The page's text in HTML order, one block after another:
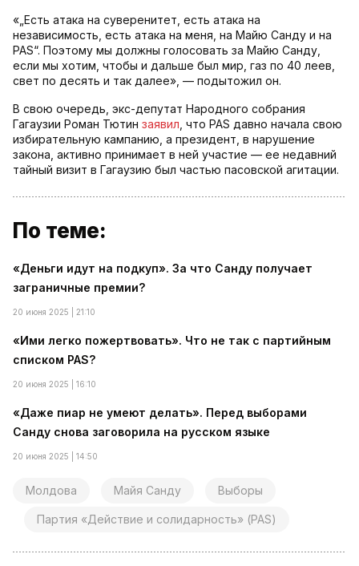
«„Есть атака на суверенитет, есть атака на
независимость, есть атака на меня, на Майю Санду и на
PAS“. Поэтому мы должны голосовать за Майю Санду,
если мы хотим, чтобы и дальше был мир, газ по 40 леев,
свет по десять и так далее», — подытожил он.
В свою очередь, экс-депутат Народного собрания
Гагаузии Роман Тютин заявил , что PAS давно начала свою
избирательную кампанию, а президент, в нарушение
закона, активно принимает в ней участие — ее недавний
тайный визит в Гагаузию был частью пасовской агитации.
По теме:
«Деньги идут на подкуп». За что Санду получает
заграничные премии?
20 июня 2025 | 21:10
«Ими легко пожертвовать». Что не так с партийным
списком PAS?
20 июня 2025 | 16:10
«Даже пиар не умеют делать». Перед выборами
Санду снова заговорила на русском языке
20 июня 2025 | 14:50
Молдова Майя Санду Выборы
Партия «Действие и солидарность» (PAS)